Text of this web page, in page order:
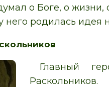
о Боге, о жизни,
родилась идея
Главный